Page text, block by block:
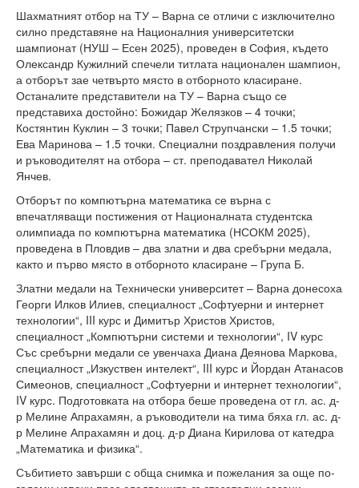
Безжичен интернет
Сертификати
Одити
Избори
Защита на личните данни
ЗЗЛПСПОИН
Декларация за достъпност
Достъп до информация
Нормативни документи
Научна дейност
Научни проекти
Бюлетин с проектна информация
Конкурси за научни проекти
Докторанти
Научноизследователски институт
Шахматният отбор на ТУ – Варна се отличи с изключително
силно представяне на Националния университетски
шампионат (НУШ – Есен 2025), проведен в София, където
Олександр Кужилний спечели титлата национален шампион,
а отборът зае четвърто място в отборното класиране.
Останалите представители на ТУ – Варна също се
представиха достойно: Божидар Желязков – 4 точки;
Костянтин Куклин – 3 точки; Павел Струпчански – 1.5 точки;
Ева Маринова – 1.5 точки. Специални поздравления получи
и ръководителят на отбора – ст. преподавател Николай
Янчев.
Отборът по компютърна математика се върна с
впечатляващи постижения от Националната студентска
олимпиада по компютърна математика (НСОКМ 2025),
проведена в Пловдив – два златни и два сребърни медала,
както и първо място в отборното класиране – Група Б.
Златни медали на Технически университет – Варна донесоха
Георги Илков Илиев, специалност „Софтуерни и интернет
технологии“, III курс и Димитър Христов Христов,
специалност „Компютърни системи и технологии“, IV курс
Със сребърни медали се увенчаха Диана Деянова Маркова,
специалност „Изкуствен интелект“, III курс и Йордан Атанасов
Симеонов, специалност „Софтуерни и интернет технологии“,
IV курс. Подготовката на отбора беше проведена от гл. ас. д-
р Мелине Апрахамян, а ръководители на тима бяха гл. ас. д-
р Мелине Апрахамян и доц. д-р Диана Кирилова от катедра
„Математика и физика“.
Събитието завърши с обща снимка и пожелания за още по-